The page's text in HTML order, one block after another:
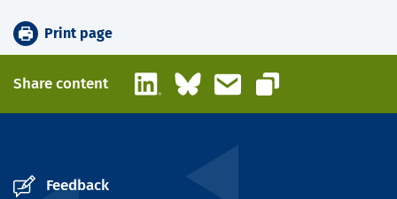
Print page
Share content LinkedInBlueskyEmail
Copy link
Feedback